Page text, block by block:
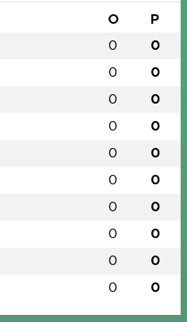
O P
0 0
0 0
0 0
0 0
0 0
0 0
0 0
0 0
0 0
0 0